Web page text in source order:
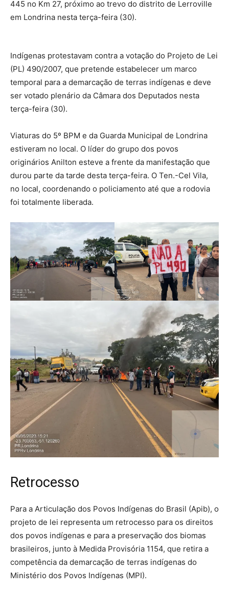
445 no Km 27, próximo ao trevo do distrito de Lerroville
em Londrina nesta terça-feira (30).
Indígenas protestavam contra a votação do Projeto de Lei
(PL) 490/2007, que pretende estabelecer um marco
temporal para a demarcação de terras indígenas e deve
ser votado plenário da Câmara dos Deputados nesta
terça-feira (30).
Viaturas do 5º BPM e da Guarda Municipal de Londrina
estiveram no local. O líder do grupo dos povos
originários Anilton esteve a frente da manifestação que
durou parte da tarde desta terça-feira. O Ten.-Cel Vila,
no local, coordenando o policiamento até que a rodovia
foi totalmente liberada.
Retrocesso
Para a Articulação dos Povos Indígenas do Brasil (Apib), o
projeto de lei representa um retrocesso para os direitos
dos povos indígenas e para a preservação dos biomas
brasileiros, junto à Medida Provisória 1154, que retira a
competência da demarcação de terras indígenas do
Ministério dos Povos Indígenas (MPI).